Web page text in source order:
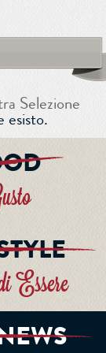
CERCA
Selezione
esisto.